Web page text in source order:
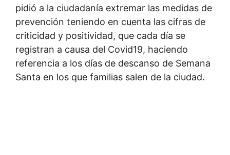
pidió a la ciudadanía extremar las medidas de
prevención teniendo en cuenta las cifras de
criticidad y positividad, que cada día se
registran a causa del Covid19, haciendo
referencia a los días de descanso de Semana
Santa en los que familias salen de la ciudad.